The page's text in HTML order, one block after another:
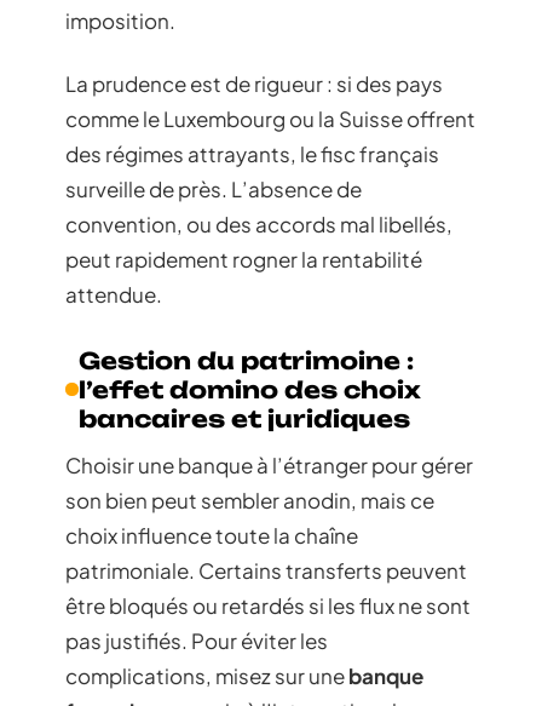
imposition.
La prudence est de rigueur : si des pays
comme le Luxembourg ou la Suisse offrent
des régimes attrayants, le fisc français
surveille de près. L’absence de
convention, ou des accords mal libellés,
peut rapidement rogner la rentabilité
attendue.
Gestion du patrimoine :
l’effet domino des choix
bancaires et juridiques
Choisir une banque à l’étranger pour gérer
son bien peut sembler anodin, mais ce
choix influence toute la chaîne
patrimoniale. Certains transferts peuvent
être bloqués ou retardés si les flux ne sont
pas justifiés. Pour éviter les
complications, misez sur unebanque